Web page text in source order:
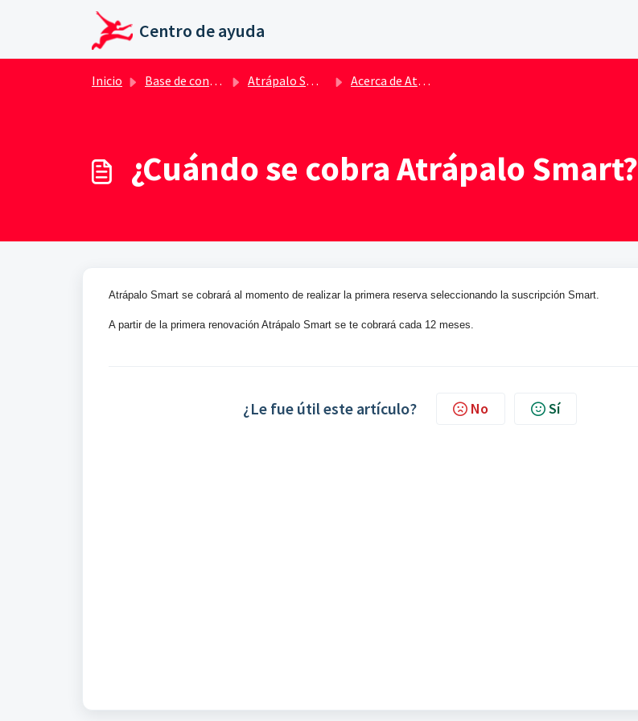
Ir al contenido principal
Centro de ayuda
Inicio Base de conocimientos Atrápalo Smart Acerca de Atrápalo Smart
¿Cuándo se cobra Atrápalo Smart?
Atrápalo Smart se cobrará al momento de realizar la primera reserva seleccionando la suscripción Smart.
A partir de la primera renovación Atrápalo Smart se te cobrará cada 12 meses.
¿Le fue útil este artículo? No Sí